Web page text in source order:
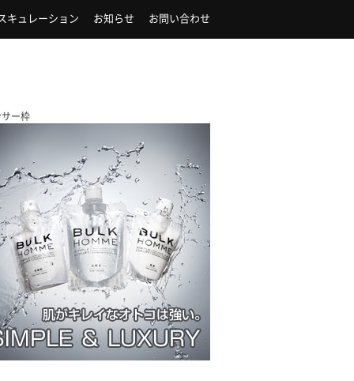
キュレーション お知らせ お問い合わせ
ー枠